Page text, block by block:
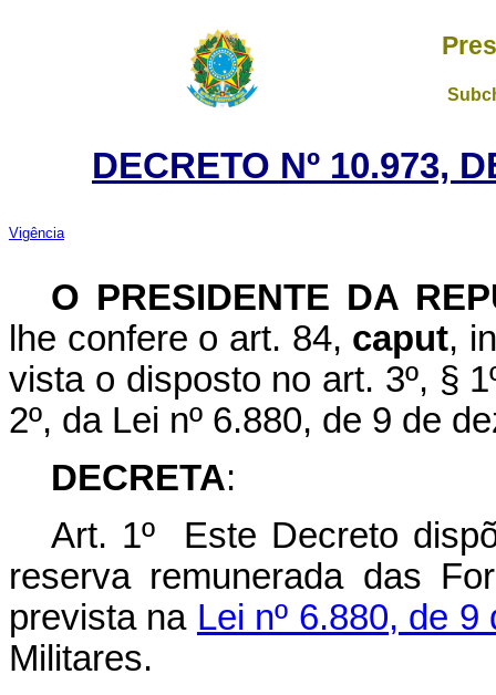
DECRETO Nº 10.973,
Vigência
O PRESIDENTE DA
lhe confere o art. 84, caput,
vista o disposto no art. 3º, §
2º, da Lei nº 6.880, de 9 de
DECRETA:
Art. 1º Este Decreto
reserva remunerada das
prevista na Lei nº 6.880, de
Militares.